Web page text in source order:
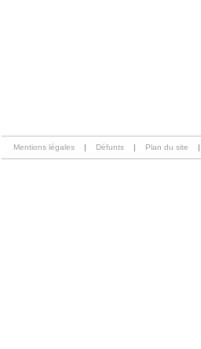
Mentions légales | Défunts | Plan du site |